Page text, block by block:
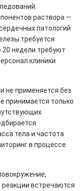
раствора —
патологий
требуется
20 недели требуют
клиники
не применяется без
принимается только
тела и частота
в процессе
встречаются